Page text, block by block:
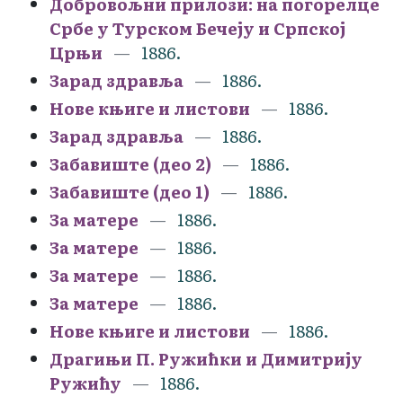
Србе у Турском Бечеју и Српској
Црњи
1886.
Зарад здравља
1886.
Нове књиге и листови
1886.
Зарад здравља
1886.
Забавиште (део 2)
1886.
Забавиште (део 1)
1886.
За матере
1886.
За матере
1886.
За матере
1886.
За матере
1886.
Нове књиге и листови
1886.
Драгињи П. Ружићки и Димитрију
Ружићу
1886.